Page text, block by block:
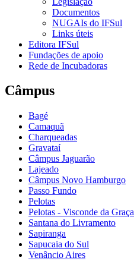
Documentos
NUGAIs do IFSul
Links úteis
Editora IFSul
Fundações de apoio
Rede de Incubadoras
Câmpus
Bagé
Camaquã
Charqueadas
Gravataí
Câmpus Jaguarão
Lajeado
Câmpus Novo Hamburgo
Passo Fundo
Pelotas
Pelotas - Visconde da Graça
Santana do Livramento
Sapiranga
Sapucaia do Sul
Venâncio Aires